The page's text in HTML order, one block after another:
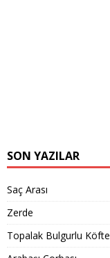
SON YAZILAR
Saç Arası
Zerde
Topalak Bulgurlu Köfte